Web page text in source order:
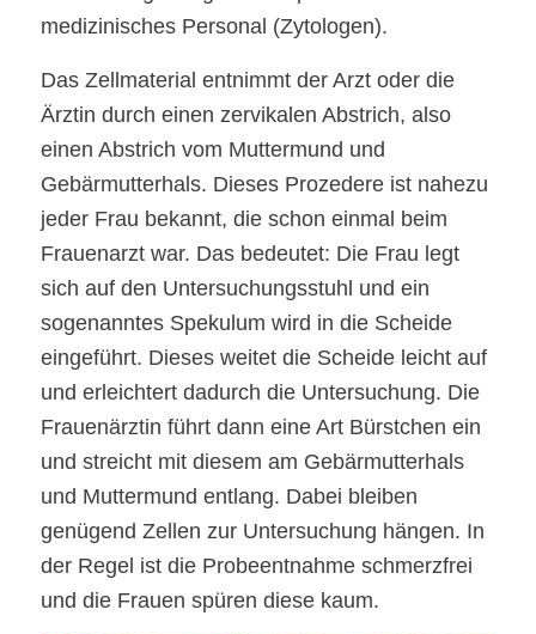
medizinisches Personal (Zytologen).
Das Zellmaterial entnimmt der Arzt oder die
Ärztin durch einen zervikalen Abstrich, also
einen Abstrich vom Muttermund und
Gebärmutterhals. Dieses Prozedere ist nahezu
jeder Frau bekannt, die schon einmal beim
Frauenarzt war. Das bedeutet: Die Frau legt
sich auf den Untersuchungsstuhl und ein
sogenanntes Spekulum wird in die Scheide
eingeführt. Dieses weitet die Scheide leicht auf
und erleichtert dadurch die Untersuchung. Die
Frauenärztin führt dann eine Art Bürstchen ein
und streicht mit diesem am Gebärmutterhals
und Muttermund entlang. Dabei bleiben
genügend Zellen zur Untersuchung hängen. In
der Regel ist die Probeentnahme schmerzfrei
und die Frauen spüren diese kaum.